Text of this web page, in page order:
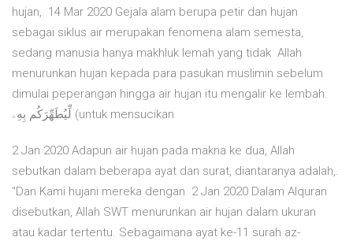
hujan, 14 Mar 2020 Gejala alam berupa petir dan hujan
sebagai siklus air merupakan fenomena alam semesta,
sedang manusia hanya makhluk lemah yang tidak Allah
menurunkan hujan kepada para pasukan muslimin sebelum
dimulai peperangan hingga air hujan itu mengalir ke lembah.
لِّيُطَهِّرَكُم بِهِۦ (untuk mensucikan
2 Jan 2020 Adapun air hujan pada makna ke dua, Allah
sebutkan dalam beberapa ayat dan surat, diantaranya adalah,.
“Dan Kami hujani mereka dengan 2 Jan 2020 Dalam Alquran
disebutkan, Allah SWT menurunkan air hujan dalam ukuran
atau kadar tertentu. Sebagaimana ayat ke-11 surah az-